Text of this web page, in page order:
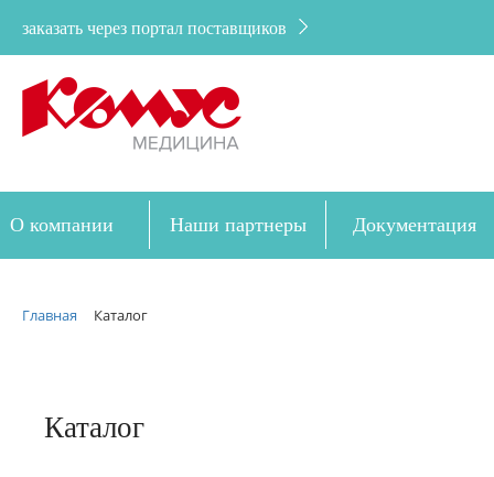
заказать через портал поставщиков
О компании Наши партнеры Документация
Главная Каталог
Каталог